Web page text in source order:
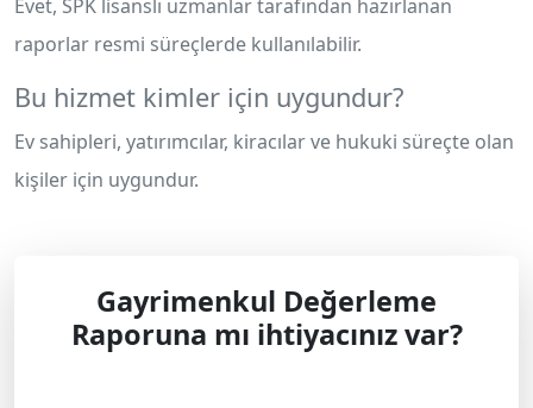
Evet, SPK lisanslı uzmanlar tarafından hazırlanan
raporlar resmi süreçlerde kullanılabilir.
Bu hizmet kimler için uygundur?
Ev sahipleri, yatırımcılar, kiracılar ve hukuki süreçte olan
kişiler için uygundur.
Gayrimenkul Değerleme
Raporuna mı ihtiyacınız var?